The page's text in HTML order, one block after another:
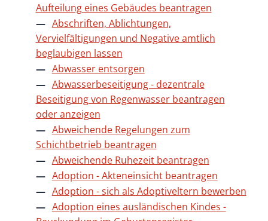
Aufteilung eines Gebäudes beantragen
Abschriften, Ablichtungen,
Vervielfältigungen und Negative amtlich
beglaubigen lassen
Abwasser entsorgen
Abwasserbeseitigung - dezentrale
Beseitigung von Regenwasser beantragen
oder anzeigen
Abweichende Regelungen zum
Schichtbetrieb beantragen
Abweichende Ruhezeit beantragen
Adoption - Akteneinsicht beantragen
Adoption - sich als Adoptiveltern bewerben
Adoption eines ausländischen Kindes -